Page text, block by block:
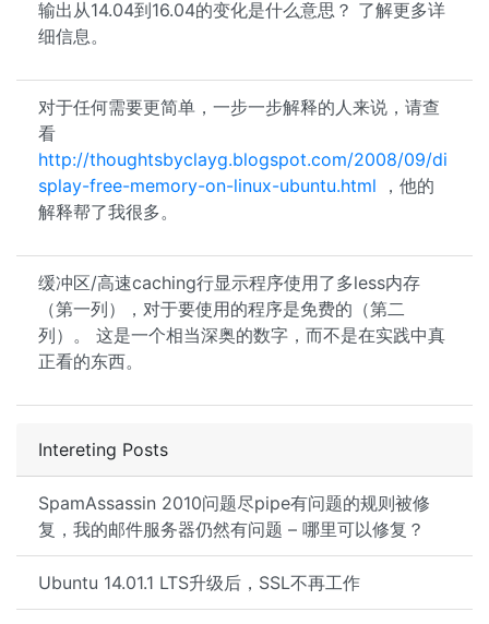
Intereting Posts
SpamAssassin 2010问题尽pipe有问题的规则被修
复，我的邮件服务器仍然有问题 – 哪里可以修复？
Ubuntu 14.01.1 LTS升级后，SSL不再工作
输出从14.04到16.04的变化是什么意思？ 了解更多详
细信息。
对于任何需要更简单，一步一步解释的人来说，请查
看
http://thoughtsbyclayg.blogspot.com/2008/09/di
splay-free-memory-on-linux-ubuntu.html ，他的
解释帮了我很多。
缓冲区/高速caching行显示程序使用了多less内存
（第一列），对于要使用的程序是免费的（第二
列）。 这是一个相当深奥的数字，而不是在实践中真
正看的东西。